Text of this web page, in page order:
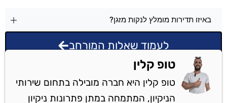
באיזו תדירות מומלץ לנקות מזגן?
לעמוד שאלות המורחב
טופ קלין
טופ קלין היא חברה מובילה בתחום שירותי
הניקיון, המתמחה במתן פתרונות ניקיון